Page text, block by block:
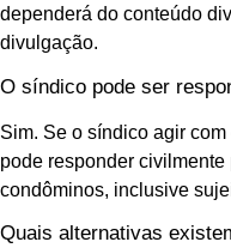
dependerá do conteúdo
divulgação.
O síndico pode ser
Sim. Se o síndico agir
pode responder
condôminos, inclusive
Quais alternativas